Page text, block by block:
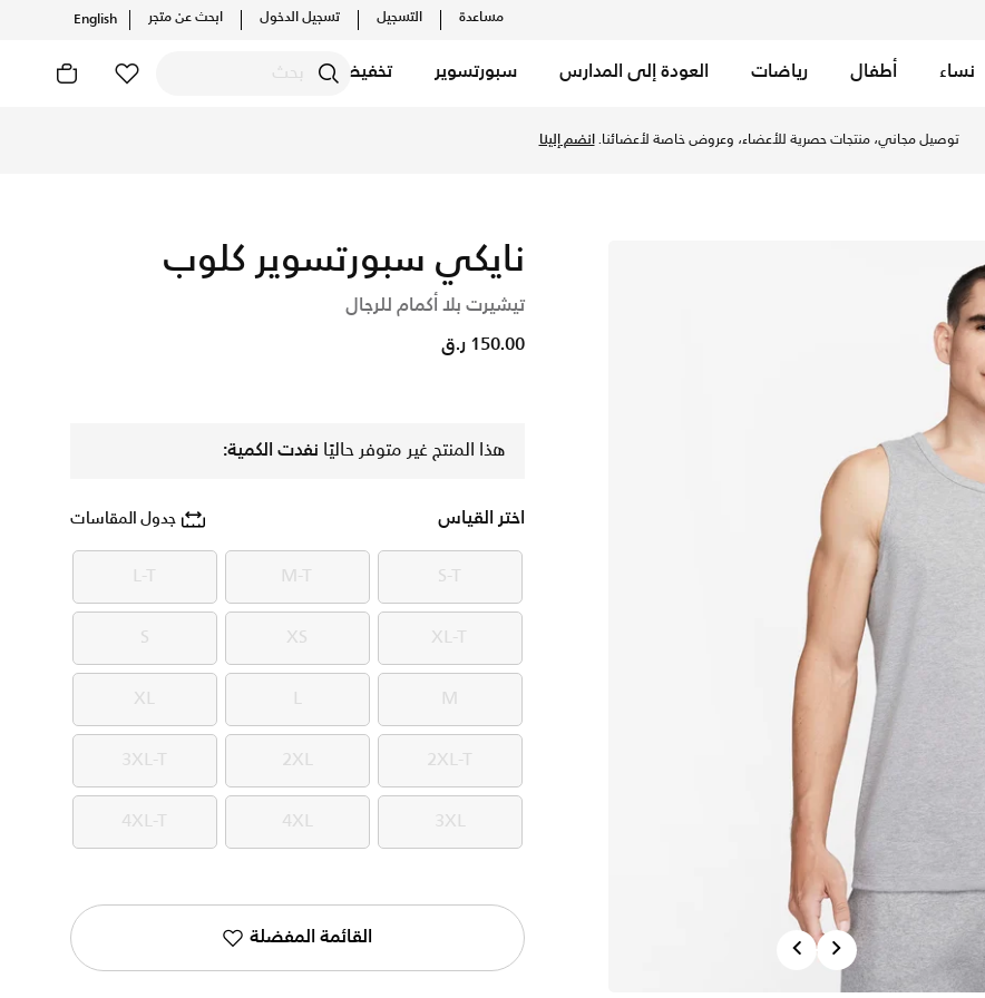
مساعدة التسجيل تسجيل الدخول ابحث عن متجر English
نساء أطفال رياضات العودة إلى المدارس سبورتسوير تخفيضات
توصيل مجاني، منتجات حصرية للأعضاء، وعروض خاصة لأعضائنا.انضم إلينا
Next
نايكي سبورتسوير كلوب
تيشيرت بلا أكمام للرجال
150.00 ر.ق
هذا المنتج غير متوفر حاليًا نفدت الكمية:
اختر القياس جدول المقاسات
S-T
S-T
M-T
M-T
L-T
L-T
XL-T
XL-T
XS
XS
S
S
M
M
L
L
XL
XL
2XL-T
2XL-T
2XL
2XL
3XL-T
3XL-T
3XL
3XL
4XL
4XL
4XL-T
4XL-T
القائمة المفضلة